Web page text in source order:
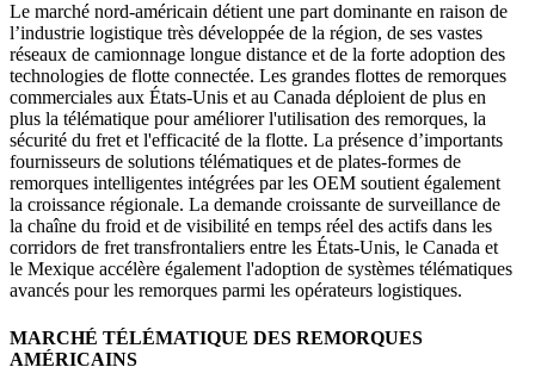
Le marché nord-américain détient une part dominante en raison de
l’industrie logistique très développée de la région, de ses vastes
réseaux de camionnage longue distance et de la forte adoption des
technologies de flotte connectée. Les grandes flottes de remorques
commerciales aux États-Unis et au Canada déploient de plus en
plus la télématique pour améliorer l'utilisation des remorques, la
sécurité du fret et l'efficacité de la flotte. La présence d’importants
fournisseurs de solutions télématiques et de plates-formes de
remorques intelligentes intégrées par les OEM soutient également
la croissance régionale. La demande croissante de surveillance de
la chaîne du froid et de visibilité en temps réel des actifs dans les
corridors de fret transfrontaliers entre les États-Unis, le Canada et
le Mexique accélère également l'adoption de systèmes télématiques
avancés pour les remorques parmi les opérateurs logistiques.
MARCHÉ TÉLÉMATIQUE DES REMORQUES
AMÉRICAINS